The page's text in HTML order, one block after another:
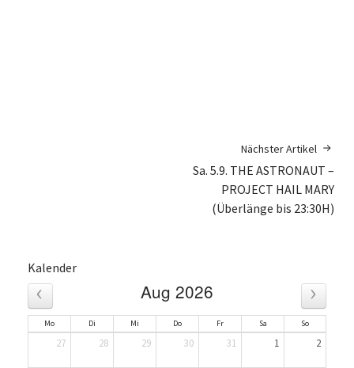
Nächster Artikel
Sa. 5.9. THE ASTRONAUT –
PROJECT HAIL MARY
(Überlänge bis 23:30H)
Kalender
‹ Aug 2026 ›
Mo Di Mi Do Fr Sa So
27 28 29 30 31 1 2